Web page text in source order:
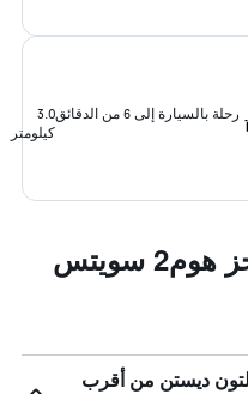
رحلة بالسيارة إلى 6 من الدقائق
3.0
كيلومتر
الأسئلة الشائعة عند حجز هوم2 سويتس
باي هيلتون ديستن من أقرب